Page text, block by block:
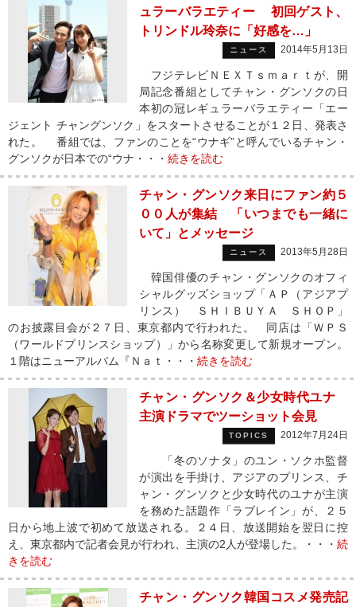
ュラーバラエティー 初回ゲスト、
トリンドル玲奈に「好感を…」
ニュース 2014年5月13日
フジテレビＮＥＸＴｓｍａｒｔが、開
局記念番組としてチャン・グンソクの日
本初の冠レギュラーバラエティー「エー
ジェント チャングンソク」をスタートさせることが１２日、発表さ
れた。 番組では、ファンのことを“ウナギ”と呼んでいるチャン・
グンソクが日本での“ウナ・・・ 続きを読む
チャン・グンソク来日にファン約５
００人が集結 「いつまでも一緒に
いて」とメッセージ
ニュース 2013年5月28日
韓国俳優のチャン・グンソクのオフィ
シャルグッズショップ「ＡＰ（アジアプ
リンス） ＳＨＩＢＵＹＡ ＳＨＯＰ」
のお披露目会が２７日、東京都内で行われた。 同店は「ＷＰＳ
（ワールドプリンスショップ）」から名称変更して新規オープン。
１階はニューアルバム『Ｎａｔ・・・ 続きを読む
チャン・グンソク＆少女時代ユナ
主演ドラマでツーショット会見
TOPICS 2012年7月24日
「冬のソナタ」のユン・ソクホ監督
が演出を手掛け、アジアのプリンス、チ
ャン・グンソクと少女時代のユナが主演
を務めた話題作「ラブレイン」が、２５
日から地上波で初めて放送される。２４日、放送開始を翌日に控
え、東京都内で記者会見が行われ、主演の2人が登場した。・・・ 続
きを読む
チャン・グンソク韓国コスメ発売記